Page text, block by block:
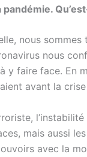
nous
nous
y faire face. En
avant la crise
mais aussi
avec la